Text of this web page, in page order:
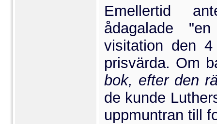
Emellertid
ådagalade
visitation den
prisvärda. Om
bok, efter den
de kunde
uppmuntran till